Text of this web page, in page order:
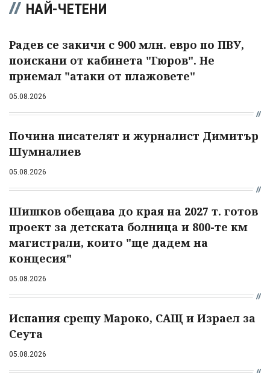
НАЙ-ЧЕТЕНИ
Радев се закичи с 900 млн. евро по ПВУ,
поискани от кабинета "Гюров". Не
приемал "атаки от плажовете"
05.08.2026
Почина писателят и журналист Димитър
Шумналиев
05.08.2026
Шишков обещава до края на 2027 т. готов
проект за детската болница и 800-те км
магистрали, които "ще дадем на
концесия"
05.08.2026
Испания срещу Мароко, САЩ и Израел за
Сеута
05.08.2026